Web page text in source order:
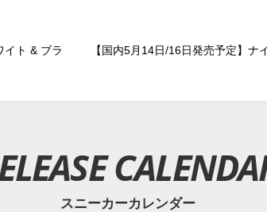
イト & ブラ
【国内5月14日/16日発売予定】
スニーカーカレンダー